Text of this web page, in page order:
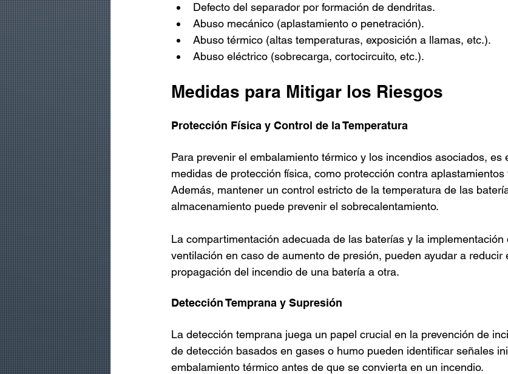
Defecto del separador por formación de dendritas.
Abuso mecánico (aplastamiento o penetración).
Abuso térmico (altas temperaturas, exposición a llamas, etc.).
Abuso eléctrico (sobrecarga, cortocircuito, etc.).
Medidas para Mitigar los Riesgos
Protección Física y Control de la Temperatura
Para prevenir el embalamiento térmico y los incendios asociados, es
medidas de protección física, como protección contra aplastamientos
Además, mantener un control estricto de la temperatura de las
almacenamiento puede prevenir el sobrecalentamiento.
La compartimentación adecuada de las baterías y la implementación
ventilación en caso de aumento de presión, pueden ayudar a reducir
propagación del incendio de una batería a otra.
Detección Temprana y Supresión
La detección temprana juega un papel crucial en la prevención de
de detección basados en gases o humo pueden identificar señales
embalamiento térmico antes de que se convierta en un incendio.